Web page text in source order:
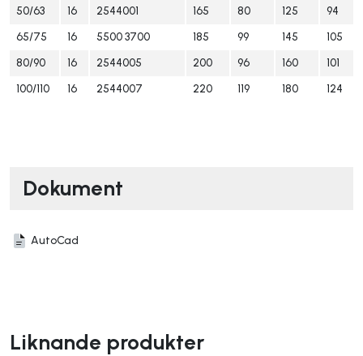
50/63
16 2544001 165 80 125
94
65/75
16 5500 3700 185 99 145
105
80/90
16 2544005 200 96 160
101
100/110
16 2544007 220 119 180 124
Dokument
AutoCad
Liknande produkter